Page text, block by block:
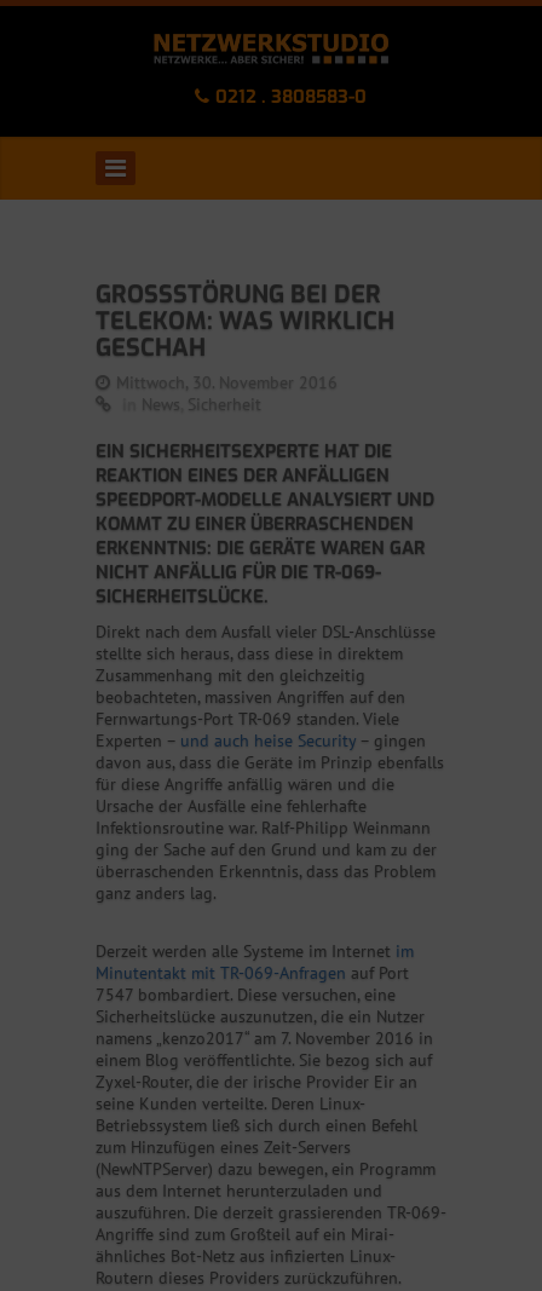
0212 . 3808583-0
GROSSSTÖRUNG BEI DER T
ELEKOM: WAS WIRKLICH G
ESCHAH
Mittwoch, 30. November 2016
News Sicherheit
EIN SICHERHEITSEXPERTE HAT DIE
REAKTION EINES DER ANFÄLLIGEN
SPEEDPORT-MODELLE ANALYSIERT UND
KOMMT ZU EINER ÜBERRASCHENDEN
ERKENNTNIS: DIE GERÄTE WAREN GAR
NICHT ANFÄLLIG FÜR DIE TR-069-
SICHERHEITSLÜCKE.
Direkt nach dem Ausfall vieler DSL-Anschlüsse
stellte sich heraus, dass diese in direktem
Zusammenhang mit den gleichzeitig
beobachteten, massiven Angriffen auf den
Fernwartungs-Port TR-069 standen. Viele
Experten – und auch heise Security – gingen
davon aus, dass die Geräte im Prinzip ebenfalls
für diese Angriffe anfällig wären und die
Ursache der Ausfälle eine fehlerhafte
Infektionsroutine war. Ralf-Philipp Weinmann
ging der Sache auf den Grund und kam zu der
überraschenden Erkenntnis, dass das Problem
ganz anders lag.
Derzeit werden alle Systeme im Internet im
Minutentakt mit TR-069-Anfragen auf Port
7547 bombardiert. Diese versuchen, eine
Sicherheitslücke auszunutzen, die ein Nutzer
namens „kenzo2017“ am 7. November 2016 in
einem Blog veröffentlichte. Sie bezog sich auf
Zyxel-Router, die der irische Provider Eir an
seine Kunden verteilte. Deren Linux-
Betriebssystem ließ sich durch einen Befehl
zum Hinzufügen eines Zeit-Servers
(NewNTPServer) dazu bewegen, ein Programm
aus dem Internet herunterzuladen und
auszuführen. Die derzeit grassierenden TR-069-
Angriffe sind zum Großteil auf ein Mirai-
ähnliches Bot-Netz aus infizierten Linux-
Routern dieses Providers zurückzuführen.